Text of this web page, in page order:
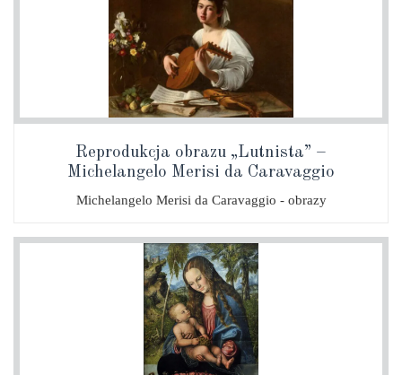
Reprodukcja obrazu „Lutnista” –
Michelangelo Merisi da Caravaggio
Michelangelo Merisi da Caravaggio - obrazy